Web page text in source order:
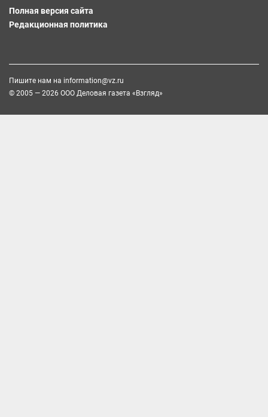
Полная версия сайта
Редакционная политика
Пишите нам на information@vz.ru
© 2005 — 2026 ООО Деловая газета «Взгляд»